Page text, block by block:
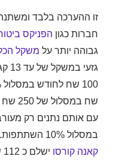
בלבד ומשתנה מחברה
כגוןהפניקס ביטוח לכלב
יותר עלמשקל הכלב.
שח במסלול של 250
קורסוישלם כ 112 שח לחודש.